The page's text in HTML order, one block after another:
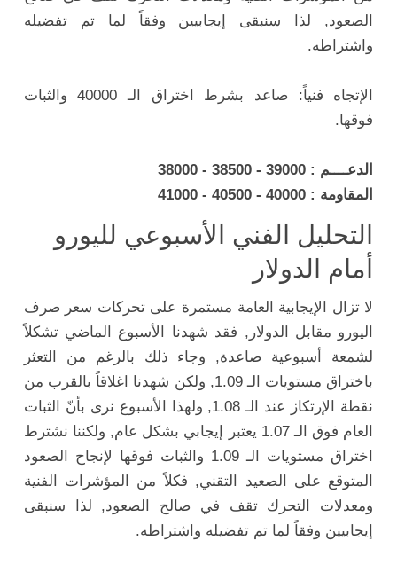
الصعود, لذا سنبقى إيجابيين وفقاً لما تم تفضيله
واشتراطه.
الإتجاه فنياً: صاعد بشرط اختراق الـ 40000 والثبات
فوقها.
الدعــــم : 39000 - 38500 - 38000
المقاومة : 40000 - 40500 - 41000
التحليل الفني الأسبوعي لليورو
أمام الدولار
لا تزال الإيجابية العامة مستمرة على تحركات سعر صرف
اليورو مقابل الدولار, فقد شهدنا الأسبوع الماضي تشكلاً
لشمعة أسبوعية صاعدة, وجاء ذلك بالرغم من التعثر
باختراق مستويات الـ 1.09, ولكن شهدنا اغلاقاً بالقرب من
نقطة الإرتكاز عند الـ 1.08, ولهذا الأسبوع نرى بأنّ الثبات
العام فوق الـ 1.07 يعتبر إيجابي بشكل عام, ولكننا نشترط
اختراق مستويات الـ 1.09 والثبات فوقها لإنجاح الصعود
المتوقع على الصعيد التقني, فكلاً من المؤشرات الفنية
ومعدلات التحرك تقف في صالح الصعود, لذا سنبقى
إيجابيين وفقاً لما تم تفضيله واشتراطه.